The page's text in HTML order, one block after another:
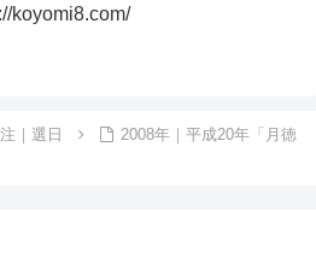
koyomi8.com/
｜選日
2008年｜平成20年「月徳